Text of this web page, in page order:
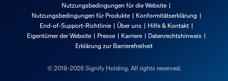
Nutzungsbedingungen für die Website
Nutzungsbedingungen für Produkte
Konformitätserklärung
End-of-Support-Richtlinie
Über uns
Hilfe & Kontakt
Eigentümer der Website
Presse Karriere
Datenrechtshinweis
Erklärung zur Barrierefreiheit
© 2018-2026 Signify Holding. All rights reserved.